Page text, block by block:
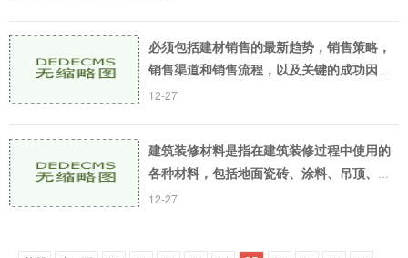
必须包括建材销售的最新趋势，销售策略，
销售渠道和销售流程，以及关键的成功因
素。还需要提到如何提高销售效率，强调品
12-27
建筑装修材料是指在建筑装修过程中使用的
各种材料，包括地面瓷砖、涂料、吊顶、门
窗、地板等。这些材料在室内设计中起到了
12-27